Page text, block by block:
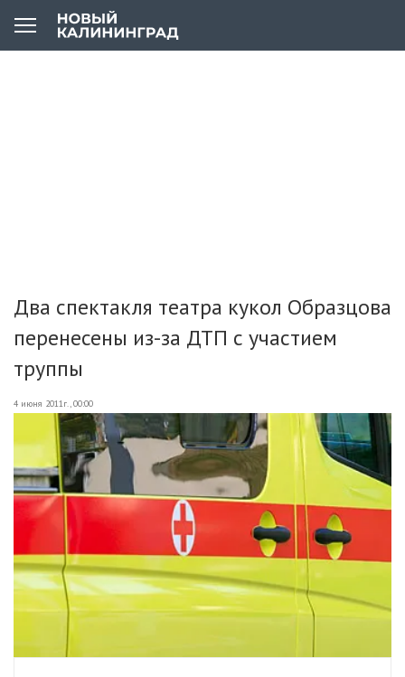
Два спектакля театра кукол Образцова
перенесены из-за ДТП с участием
труппы
4 июня 2011г., 00:00